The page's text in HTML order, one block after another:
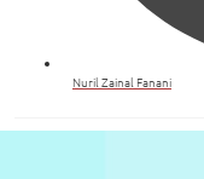
Nuril Zainal Fanani